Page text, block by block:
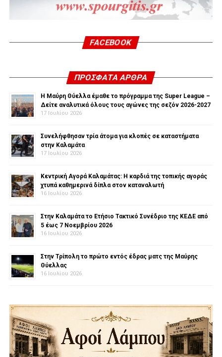
FACEBOOK
ΠΡΌΣΦΑΤΑ ΆΡΘΡΑ
Η Μαύρη Θύελλα έμαθε το πρόγραμμα της Super League –
Δείτε αναλυτικά όλους τους αγώνες της σεζόν 2026-2027
17 Ιουλίου 2026
Συνελήφθησαν τρία άτομα για κλοπές σε καταστήματα
στην Καλαμάτα
17 Ιουλίου 2026
Κεντρική Αγορά Καλαμάτας: Η καρδιά της τοπικής αγοράς
χτυπά καθημερινά δίπλα στον καταναλωτή
16 Ιουλίου 2026
Στην Καλαμάτα το Ετήσιο Τακτικό Συνέδριο της ΚΕΔΕ από
5 έως 7 Νοεμβρίου 2026
16 Ιουλίου 2026
Στην Τρίπολη το πρώτο εντός έδρας ματς της Μαύρης
Θύελλας
16 Ιουλίου 2026